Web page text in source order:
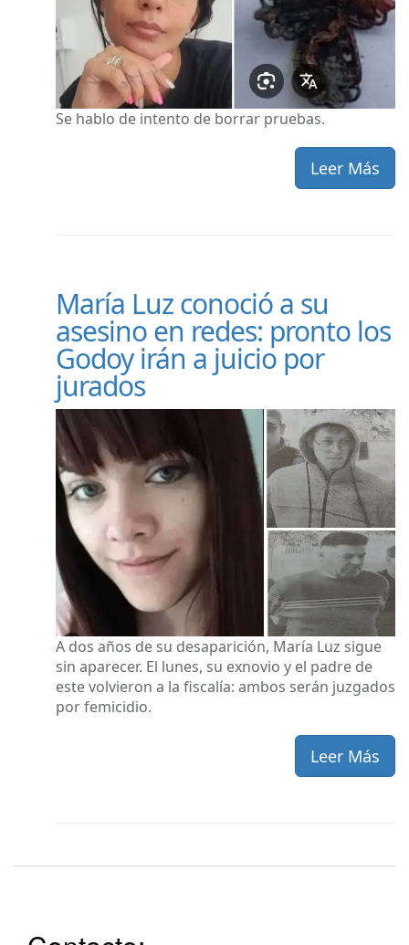
Se hablo de intento de borrar pruebas.
Leer Más
María Luz conoció a su
asesino en redes: pronto los
Godoy irán a juicio por
jurados
A dos años de su desaparición, María Luz sigue
sin aparecer. El lunes, su exnovio y el padre de
este volvieron a la fiscalía: ambos serán juzgados
por femicidio.
Leer Más